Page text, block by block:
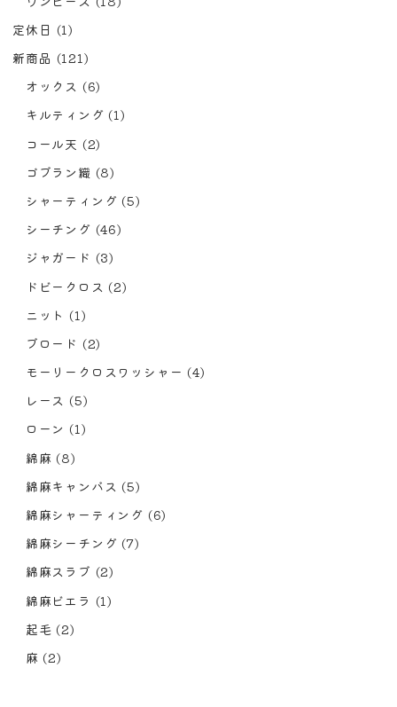
定休日 (1)
新商品 (121)
オックス (6)
キルティング (1)
コール天 (2)
ゴブラン織 (8)
シャーティング (5)
シーチング (46)
ジャガード (3)
ドビークロス (2)
ニット (1)
ブロード (2)
モーリークロスワッシャー (4)
レース (5)
ローン (1)
綿麻 (8)
綿麻キャンバス (5)
綿麻シャーティング (6)
綿麻シーチング (7)
綿麻スラブ (2)
綿麻ビエラ (1)
起毛 (2)
麻 (2)